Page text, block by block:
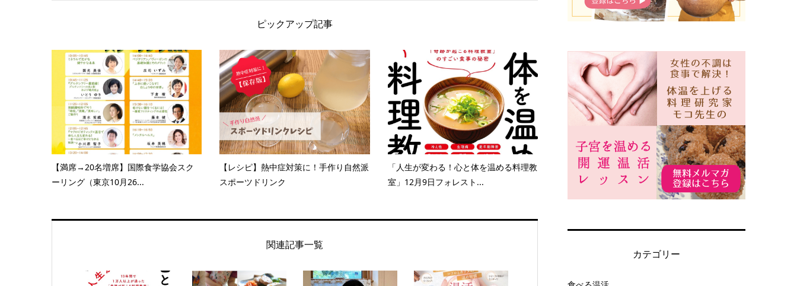
ピックアップ記事
【満席→20名増席】国際食学協会スク
ーリング（東京10月26...
【レシピ】熱中症対策に！手作り自然派
スポーツドリンク
「人生が変わる！心と体を温める料理教
室」12月9日フォレスト...
関連記事一覧
カテゴリー